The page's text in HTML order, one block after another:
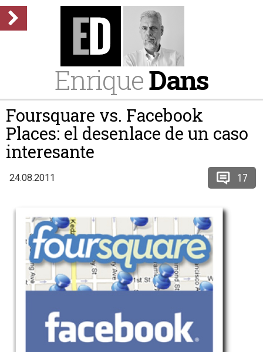
EnriqueDans
Foursquare vs. Facebook
Places: el desenlace de un caso
interesante
24.08.2011 17